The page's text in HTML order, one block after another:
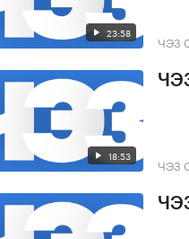
23:58 ЧЭЗ
18:53 ЧЭЗ